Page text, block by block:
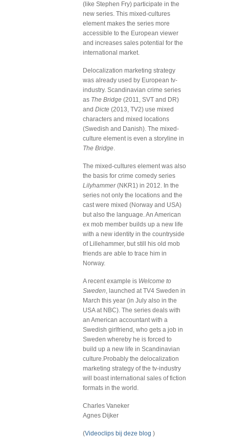
(like Stephen Fry) participate in the
new series. This mixed-cultures
element makes the series more
accessible to the European viewer
and increases sales potential for the
international market.
Delocalization marketing strategy
was already used by European tv-
industry. Scandinavian crime series
as The Bridge (2011, SVT and DR)
and Dicte (2013, TV2) use mixed
characters and mixed locations
(Swedish and Danish). The mixed-
culture element is even a storyline in
The Bridge.
The mixed-cultures element was also
the basis for crime comedy series
Lilyhammer(NKR1) in 2012. In the
series not only the locations and the
cast were mixed (Norway and USA)
but also the language. An American
ex mob member builds up a new life
with a new identity in the countryside
of Lillehammer, but still his old mob
friends are able to trace him in
Norway.
A recent example is Welcome to
Sweden, launched at TV4 Sweden in
March this year (in July also in the
USA at NBC). The series deals with
an American accountant with a
Swedish girlfriend, who gets a job in
Sweden whereby he is forced to
build up a new life in Scandinavian
culture.Probably the delocalization
marketing strategy of the tv-industry
will boast international sales of fiction
formats in the world.
Charles Vaneker
Agnes Dijker
(Videoclips bij deze blog )